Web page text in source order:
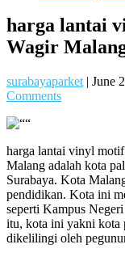
harga lantai
Wagir
surabayaparket | June
Comments
harga lantai vinyl
Malang adalah kota
Surabaya. Kota
pendidikan. Kota ini
seperti Kampus
itu, kota ini yakni kota
dikelilingi oleh